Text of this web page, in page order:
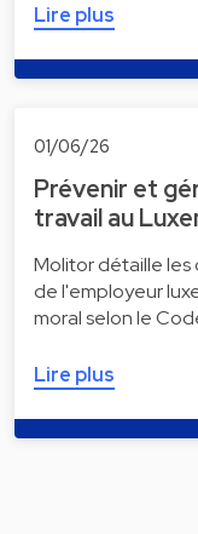
Lire plus
01/06/26
Prévenir et
travail au
Molitor détaille
de l'employeur
moral selon le
Lire plus